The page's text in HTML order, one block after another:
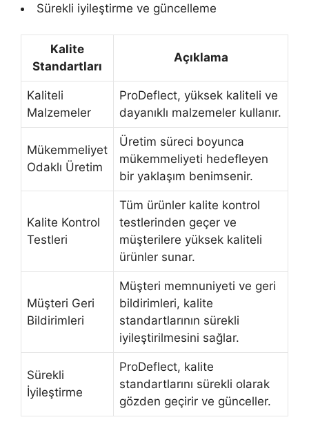
Sürekli iyileştirme ve güncelleme
Kalite
Standartları
Açıklama
Kaliteli
Malzemeler
ProDeflect, yüksek kaliteli ve
dayanıklı malzemeler kullanır.
Mükemmeliyet
Odaklı Üretim
Üretim süreci boyunca
mükemmeliyeti hedefleyen
bir yaklaşım benimsenir.
Kalite Kontrol
Testleri
Tüm ürünler kalite kontrol
testlerinden geçer ve
müşterilere yüksek kaliteli
ürünler sunar.
Müşteri Geri
Bildirimleri
Müşteri memnuniyeti ve geri
bildirimleri, kalite
standartlarının sürekli
iyileştirilmesini sağlar.
Sürekli
İyileştirme
ProDeflect, kalite
standartlarını sürekli olarak
gözden geçirir ve günceller.